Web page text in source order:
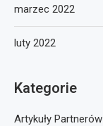
marzec 2022
luty 2022
Kategorie
Artykuły Partnerów